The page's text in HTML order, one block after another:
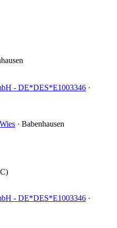
- DE*DES*E1003346 ·
· Babenhausen
- DE*DES*E1003346 ·